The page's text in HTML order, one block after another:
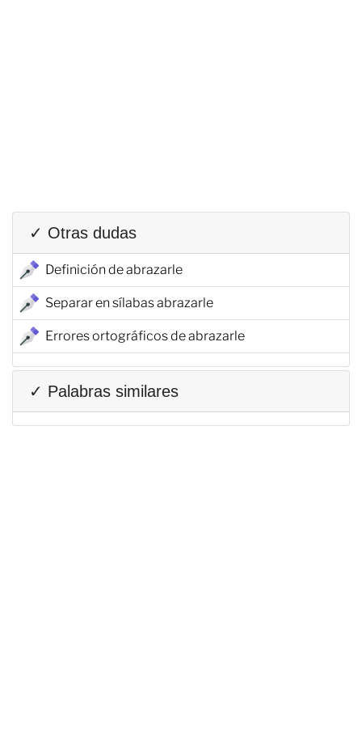
✓ Otras dudas
Definición de abrazarle
Separar en sílabas abrazarle
Errores ortográficos de abrazarle
✓ Palabras similares